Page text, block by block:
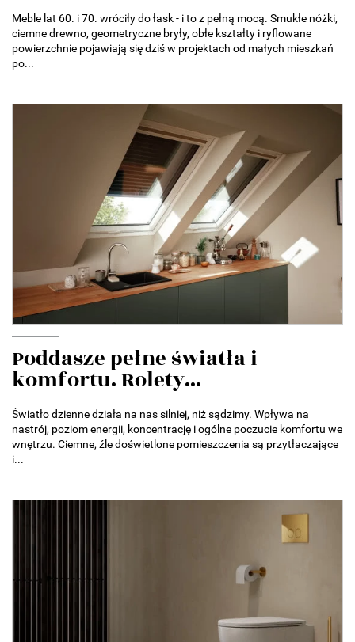
Meble lat 60. i 70. wróciły do łask - i to z pełną mocą. Smukłe nóżki,
ciemne drewno, geometryczne bryły, obłe kształty i ryflowane
powierzchnie pojawiają się dziś w projektach od małych mieszkań
po...
Poddasze pełne światła i
komfortu. Rolety...
Światło dzienne działa na nas silniej, niż sądzimy. Wpływa na
nastrój, poziom energii, koncentrację i ogólne poczucie komfortu we
wnętrzu. Ciemne, źle doświetlone pomieszczenia są przytłaczające
i...